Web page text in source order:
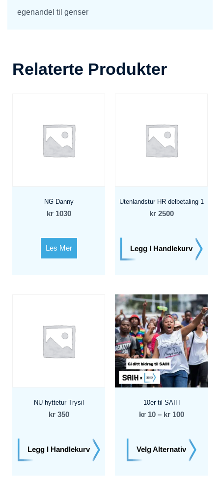
egenandel til genser
Relaterte Produkter
NG Danny
kr1030
Les Mer
Utenlandstur HR delbetaling 1
kr2500
Legg I Handlekurv
NU hyttetur Trysil
kr350
Legg I Handlekurv
10er til SAIH
kr10 – kr100
Velg Alternativ